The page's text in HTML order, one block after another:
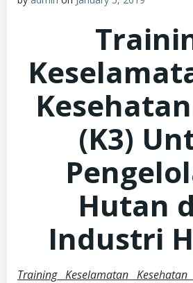
(K3)
Hutan
Industri
Training Keselamatan